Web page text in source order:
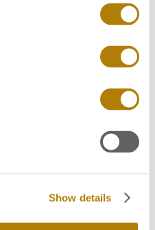
Show details